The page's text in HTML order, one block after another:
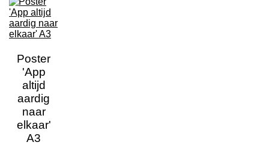
Poster
'App
altijd
aardig
naar
elkaar'
A3